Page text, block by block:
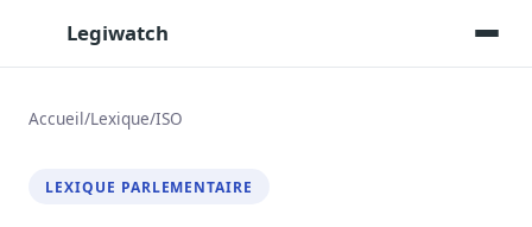
Legiwatch
Posez vos questions, réponses sourcées
Accueil/Lexique/ISO
LEXIQUE PARLEMENTAIRE